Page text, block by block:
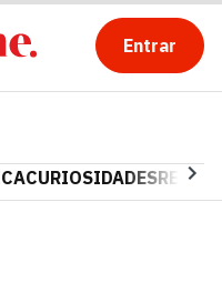
Entrar
CURIOSIDADES